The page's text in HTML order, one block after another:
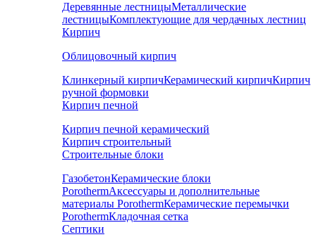
Деревянные лестницыМеталлические
лестницыКомплектующие для чердачных лестниц
Кирпич
Облицовочный кирпич
Клинкерный кирпичКерамический кирпичКирпич
ручной формовки
Кирпич печной
Кирпич печной керамический
Кирпич строительный
Строительные блоки
ГазобетонКерамические блоки
PorothermАксессуары и дополнительные
материалы PorothermКерамические перемычки
PorothermКладочная сетка
Септики